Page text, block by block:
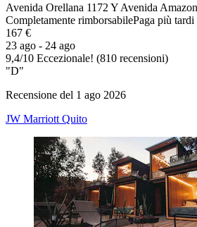
Avenida Orellana 1172 Y Avenida
Completamente rimborsabilePaga più tardi
167 €
23 ago - 24 ago
9,4/10 Eccezionale! (810 recensioni)
"D"
Recensione del 1 ago 2026
JW Marriott Quito